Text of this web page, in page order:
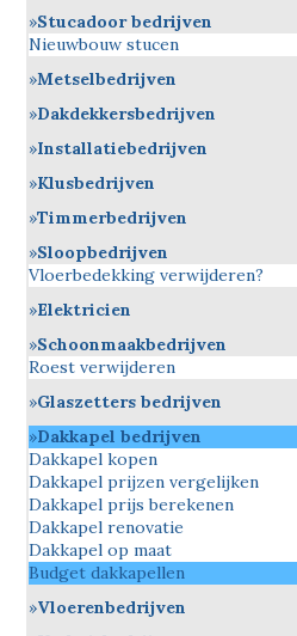
Stucadoor bedrijven
Nieuwbouw stucen
Metselbedrijven
Dakdekkersbedrijven
Installatiebedrijven
Klusbedrijven
Timmerbedrijven
Sloopbedrijven
Vloerbedekking verwijderen?
Elektricien
Schoonmaakbedrijven
Roest verwijderen
Glaszetters bedrijven
Dakkapel bedrijven
Dakkapel kopen
Dakkapel prijzen vergelijken
Dakkapel prijs berekenen
Dakkapel renovatie
Dakkapel op maat
Budget dakkapellen
Vloerenbedrijven